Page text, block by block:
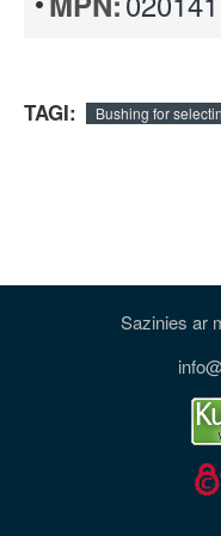
TAGI: Bushing for
Sazinies ar